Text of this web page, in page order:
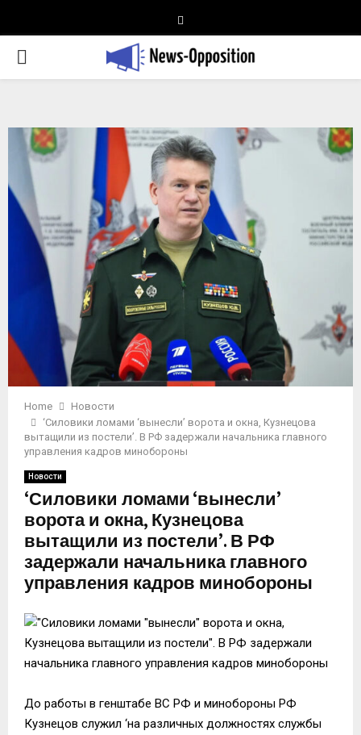
PRIMARY
Home
Новости
‘Силовики ломами ‘вынесли’ ворота и окна, Кузнецова
вытащили из постели’. В РФ задержали начальника главного
управления кадров минобороны
Новости
‘Силовики ломами ‘вынесли’
ворота и окна, Кузнецова
вытащили из постели’. В РФ
задержали начальника главного
управления кадров минобороны
До работы в генштабе ВС РФ и минобороны РФ
Кузнецов служил ‘на различных должностях службы